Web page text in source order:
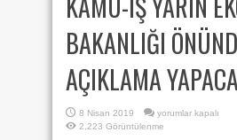
BAKANLIĞI
AÇIKLAMA
8 Nisan 2019
KTAMS,
SEN
yorumlar kapalı
2,223 Görüntülenme